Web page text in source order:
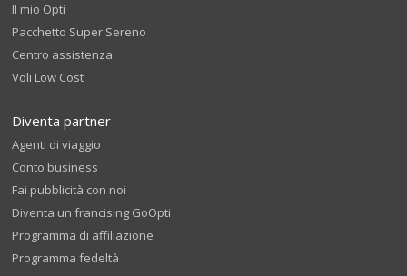
Il mio Opti
Pacchetto Super Sereno
Centro assistenza
Voli Low Cost
Diventa partner
Agenti di viaggio
Conto business
Fai pubblicità con noi
Diventa un francising GoOpti
Programma di affiliazione
Programma fedeltà